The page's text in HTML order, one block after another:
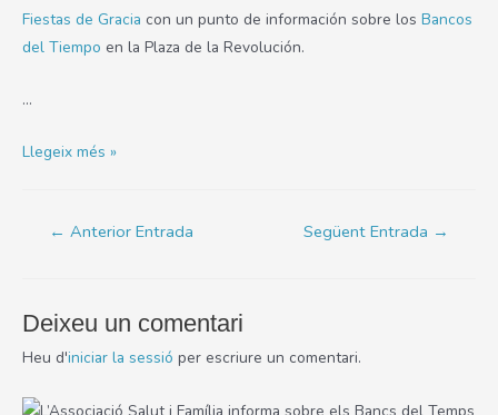
Fiestas de Gracia con un punto de información sobre los Bancos
del Tiempo en la Plaza de la Revolución.
…
La
sobre
del
Llegeix més »
Navegació
← Anterior Entrada Següent Entrada →
Deixeu un comentari
Heu d'iniciar la sessió per escriure un comentari.